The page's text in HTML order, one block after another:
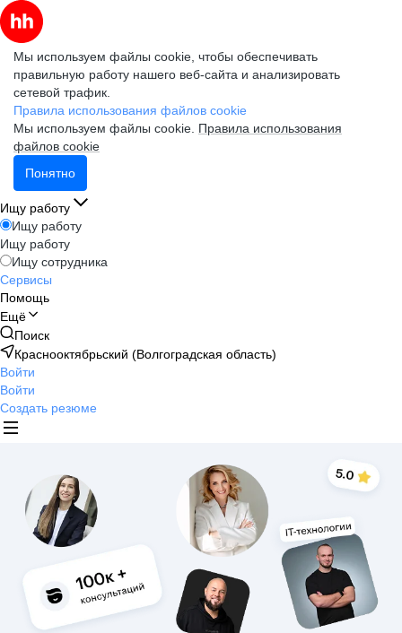
Мы используем файлы cookie, чтобы обеспечивать
правильную работу нашего веб-сайта и анализировать
сетевой трафик.
Правила использования файлов cookie
Мы используем файлы cookie. Правила использования
файлов cookie
Понятно
Ищу работу
Ищу работу
Ищу работу
Ищу сотрудника
Сервисы
Помощь
Ещё
Поиск
Краснооктябрьский (Волгоградская область)
Войти
Войти
Создать резюме